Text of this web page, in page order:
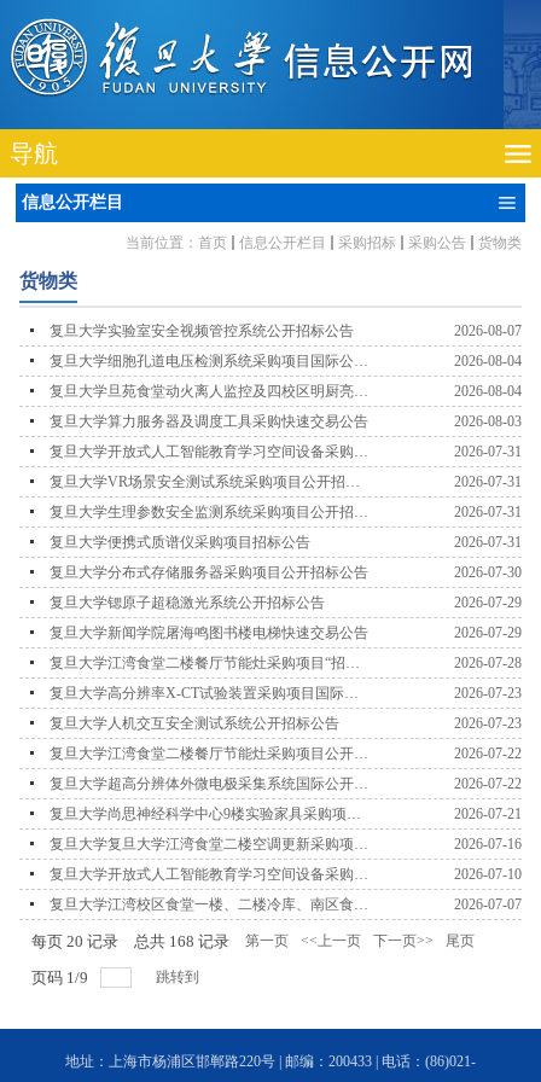
导航
信息公开栏目
当前位置： 首页 信息公开栏目 采购招标 采购公告 货物类
货物类
复旦大学实验室安全视频管控系统公开招标公告
2026-08-07
复旦大学细胞孔道电压检测系统采购项目国际公开
招标公告
2026-08-04
复旦大学旦苑食堂动火离人监控及四校区明厨亮灶
监控采购项目快速交易公告
2026-08-04
复旦大学算力服务器及调度工具采购快速交易公告
2026-08-03
复旦大学开放式人工智能教育学习空间设备采购
（第三次）快速交易采购公告
2026-07-31
复旦大学VR场景安全测试系统采购项目公开招标
公告
2026-07-31
复旦大学生理参数安全监测系统采购项目公开招标
公告
2026-07-31
复旦大学便携式质谱仪采购项目招标公告
2026-07-31
复旦大学分布式存储服务器采购项目公开招标公告
2026-07-30
复旦大学锶原子超稳激光系统公开招标公告
2026-07-29
复旦大学新闻学院屠海鸣图书楼电梯快速交易公告
2026-07-29
复旦大学江湾食堂二楼餐厅节能灶采购项目“招标
文件获取截止时间”延期公告
2026-07-28
复旦大学高分辨率X-CT试验装置采购项目国际招
标公告(第二次)
2026-07-23
复旦大学人机交互安全测试系统公开招标公告
2026-07-23
复旦大学江湾食堂二楼餐厅节能灶采购项目公开招
标公告
2026-07-22
复旦大学超高分辨体外微电极采集系统国际公开招
标公告
2026-07-22
复旦大学尚思神经科学中心9楼实验家具采购项目
公开招标公告
2026-07-21
复旦大学复旦大学江湾食堂二楼空调更新采购项目
采购项目快速交易公告
2026-07-16
复旦大学开放式人工智能教育学习空间设备采购
（第二次）快速交易采购公告
2026-07-10
复旦大学江湾校区食堂一楼、二楼冷库、南区食堂
一楼冷库更新项目更正公告
2026-07-07
每页 20 记录 总共 168 记录 第一页 <<上一页 下一页>> 尾页
页码 1/9 跳转到
地址：上海市杨浦区邯郸路220号 | 邮编：200433 | 电话：(86)021-